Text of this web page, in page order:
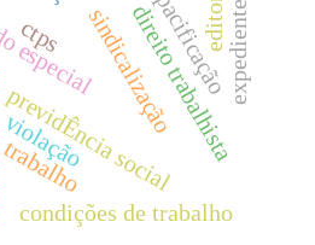
previdÊncia social
sindicalização
violação
trabalho
condições de trabalho
direito trabalhista
ctps pacificaçãoexpedientes